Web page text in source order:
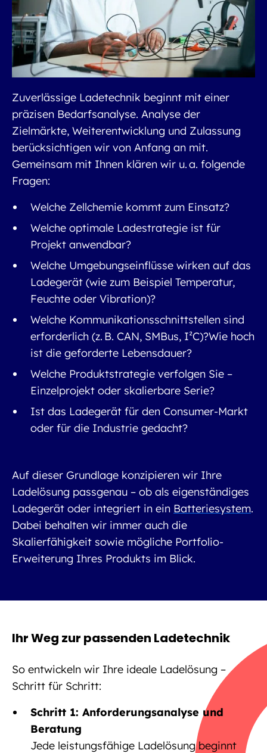
Zuverlässige Ladetechnik beginnt mit einer
präzisen Bedarfsanalyse. Analyse der
Zielmärkte, Weiterentwicklung und Zulassung
berücksichtigen wir von Anfang an mit.
Gemeinsam mit Ihnen klären wir u. a. folgende
Fragen:
Welche Zellchemie kommt zum Einsatz?
Welche optimale Ladestrategie ist für
Projekt anwendbar?
Welche Umgebungseinflüsse wirken auf das
Ladegerät (wie zum Beispiel Temperatur,
Feuchte oder Vibration)?
Welche Kommunikationsschnittstellen sind
erforderlich (z. B. CAN, SMBus, I²C)?Wie hoch
ist die geforderte Lebensdauer?
Welche Produktstrategie verfolgen Sie –
Einzelprojekt oder skalierbare Serie?
Ist das Ladegerät für den Consumer-Markt
oder für die Industrie gedacht?
Auf dieser Grundlage konzipieren wir Ihre
Ladelösung passgenau – ob als eigenständiges
Ladegerät oder integriert in ein Batteriesystem.
Dabei behalten wir immer auch die
Skalierfähigkeit sowie mögliche Portfolio-
Erweiterung Ihres Produkts im Blick.
Ihr Weg zur passenden Ladetechnik
So entwickeln wir Ihre ideale Ladelösung –
Schritt für Schritt:
Schritt 1: Anforderungsanalyse und
Beratung
Jede leistungsfähige Ladelösung beginnt